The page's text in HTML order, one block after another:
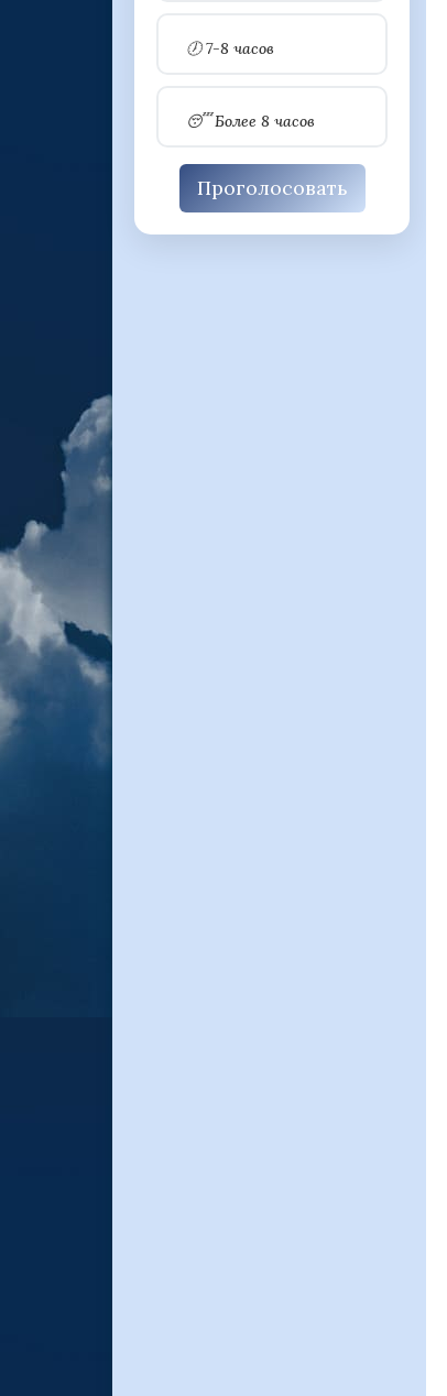
🕖 7-8 часов
😴 Более 8 часов
Проголосовать